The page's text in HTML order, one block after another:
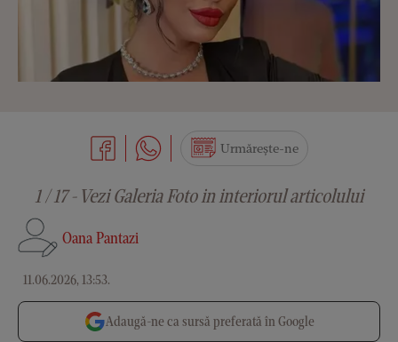
Oana Pantazi
11.06.2026, 13:53.
Urmărește-ne
1 / 17 - Vezi Galeria Foto in interiorul articolului
Adaugă-ne ca sursă preferată în Google